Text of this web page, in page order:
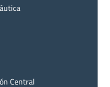
Central